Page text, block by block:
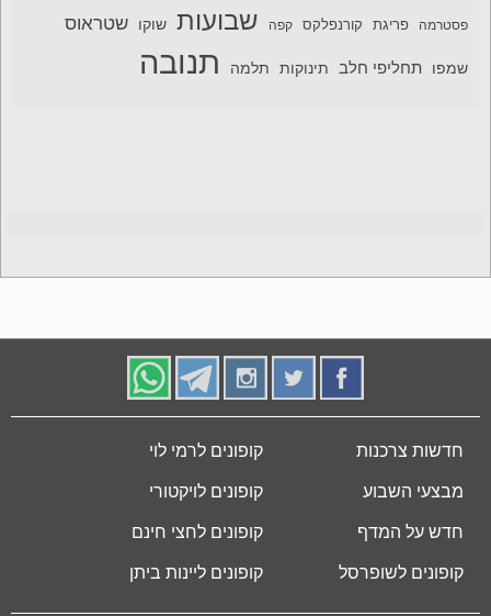
פסטרמה פריגת קורנפלקס קפה שבועות שוקו שטראוס
שמפו תחליפי חלב תינוקות תלמה תנובה
חדשות צרכנות
מבצעי השבוע
חדש על המדף
קופונים לשופרסל
קופונים לרמי לוי
קופונים לויקטורי
קופונים לחצי חינם
קופונים ליינות ביתן